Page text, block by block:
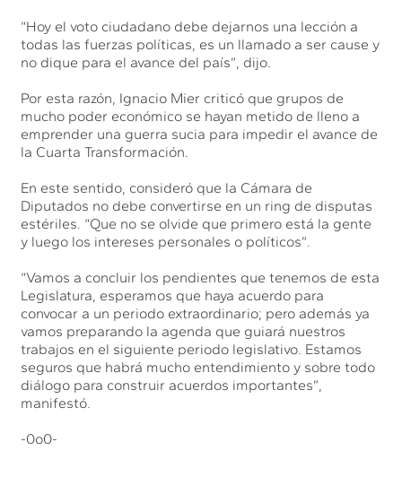
“Hoy el voto ciudadano debe dejarnos una lección a
todas las fuerzas políticas, es un llamado a ser cause y
no dique para el avance del país”, dijo.
Por esta razón, Ignacio Mier criticó que grupos de
mucho poder económico se hayan metido de lleno a
emprender una guerra sucia para impedir el avance de
la Cuarta Transformación.
En este sentido, consideró que la Cámara de
Diputados no debe convertirse en un ring de disputas
estériles. “Que no se olvide que primero está la gente
y luego los intereses personales o políticos”.
“Vamos a concluir los pendientes que tenemos de esta
Legislatura, esperamos que haya acuerdo para
convocar a un periodo extraordinario; pero además ya
vamos preparando la agenda que guiará nuestros
trabajos en el siguiente periodo legislativo. Estamos
seguros que habrá mucho entendimiento y sobre todo
diálogo para construir acuerdos importantes”,
manifestó.
-0o0-